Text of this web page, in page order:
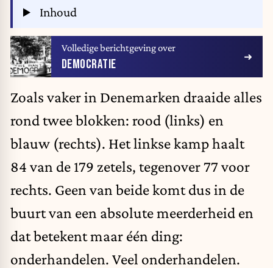
Inhoud
Volledige berichtgeving over
DEMOCRATIE
Zoals vaker in Denemarken draaide alles
rond twee blokken: rood (links) en
blauw (rechts). Het linkse kamp haalt
84 van de 179 zetels, tegenover 77 voor
rechts. Geen van beide komt dus in de
buurt van een absolute meerderheid en
dat betekent maar één ding:
onderhandelen. Veel onderhandelen.